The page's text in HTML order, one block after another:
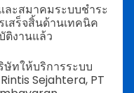
ละสมาคมระบบชำระ
เสร็จสิ้นด้านเทคนิค
ติงานแล้ว
ทให้บริการระบบ
Sejahtera, PT